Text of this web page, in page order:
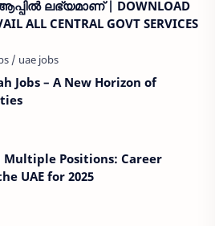
ലഭ്യമാണ് | DOWNLOAD
ALL CENTRAL GOVT SERVICES
Jobs – A New Horizon of
Multiple Positions: Career
UAE for 2025